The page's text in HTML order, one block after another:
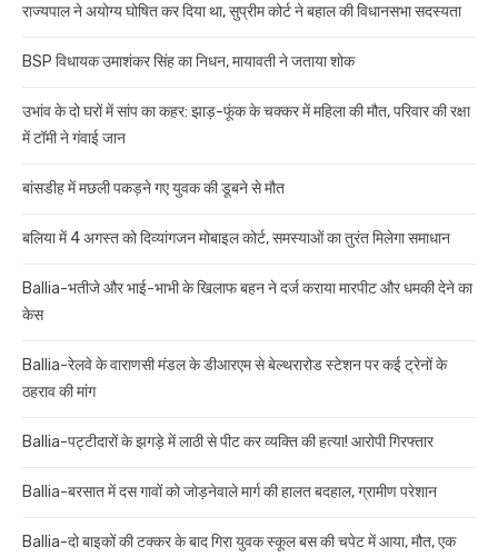
राज्यपाल ने अयोग्य घोषित कर दिया था, सुप्रीम कोर्ट ने बहाल की विधानसभा सदस्यता
BSP विधायक उमाशंकर सिंह का निधन, मायावती ने जताया शोक
उभांव के दो घरों में सांप का कहर: झाड़-फूंक के चक्कर में महिला की मौत, परिवार की रक्षा
में टॉमी ने गंवाई जान
बांसडीह में मछली पकड़ने गए युवक की डूबने से मौत
बलिया में 4 अगस्त को दिव्यांगजन मोबाइल कोर्ट, समस्याओं का तुरंत मिलेगा समाधान
Ballia-भतीजे और भाई-भाभी के खिलाफ बहन ने दर्ज कराया मारपीट और धमकी देने का
केस
Ballia-रेलवे के वाराणसी मंडल के डीआरएम से बेल्थरारोड स्टेशन पर कई ट्रेनों के
ठहराव की मांग
Ballia-पट्टीदारों के झगड़े में लाठी से पीट कर व्यक्ति की हत्या! आरोपी गिरफ्तार
Ballia-बरसात में दस गावों को जोड़नेवाले मार्ग की हालत बदहाल, ग्रामीण परेशान
Ballia-दो बाइकों की टक्कर के बाद गिरा युवक स्कूल बस की चपेट में आया, मौत, एक